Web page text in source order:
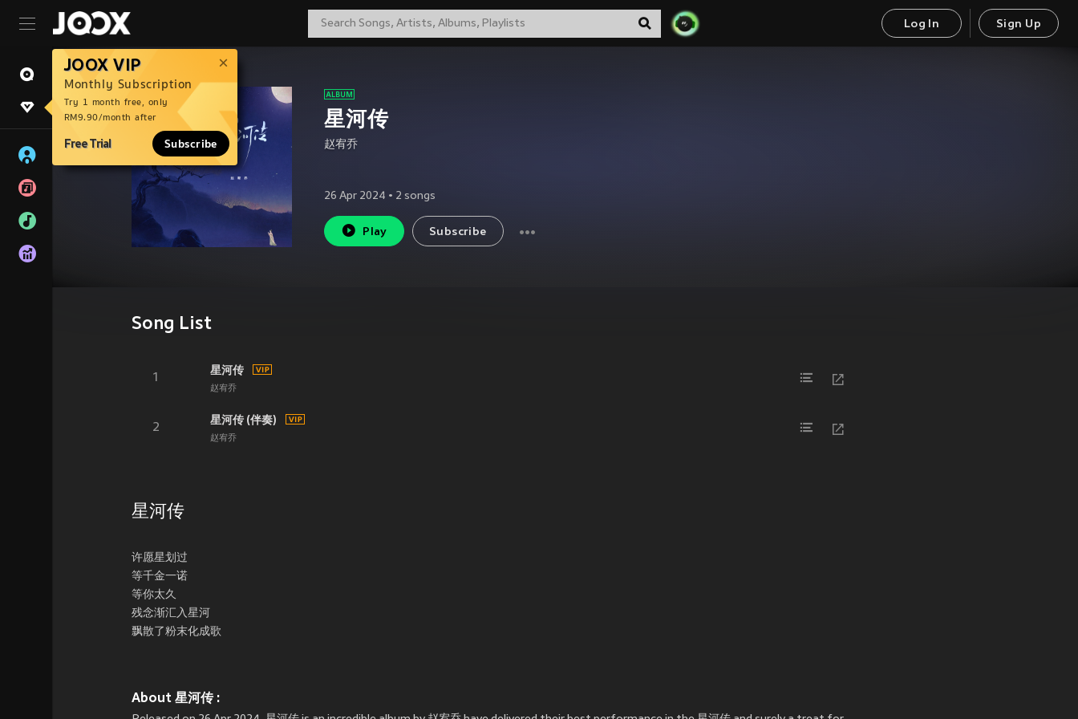
Log In Sign Up
JOOX VIP
Monthly Subscription
Try 1 month free, only
RM9.90/month after
Free Trial Subscribe
星河传
赵宥乔
26 Apr 2024 • 2 songs
Play Subscribe
Song List
1
星河传
赵宥乔
2
星河传 (伴奏)
赵宥乔
星河传
许愿星划过
等千金一诺
等你太久
残念渐汇入星河
飘散了粉末化成歌
About 星河传 :